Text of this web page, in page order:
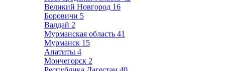
Великий Новгород 16
Боровичи 5
Валдай 2
Мурманская область 41
Мурманск 15
Апатиты 4
Мончегорск 2